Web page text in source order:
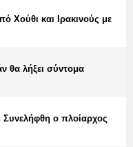
Χούθι και Ιρακινούς με
θα λήξει σύντομα
ο πλοίαρχος